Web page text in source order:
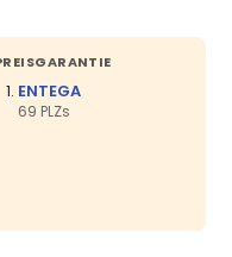
ENTEGA
69 PLZs